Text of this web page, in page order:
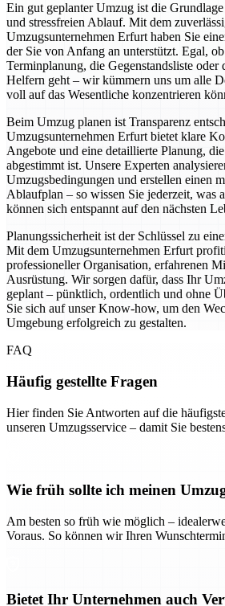
Ein gut geplanter Umzug ist die
und stressfreien Ablauf. Mit dem
Umzugsunternehmen Erfurt haben Sie
der Sie von Anfang an unterstützt. Egal,
Terminplanung, die Gegenstandsliste oder
Helfern geht – wir kümmern uns um alle
voll auf das Wesentliche konzentrieren
Beim Umzug planen ist Transparenz
Umzugsunternehmen Erfurt bietet klare
Angebote und eine detaillierte Planung,
abgestimmt ist. Unsere Experten
Umzugsbedingungen und erstellen einen
Ablaufplan – so wissen Sie jederzeit, was
können sich entspannt auf den nächsten
Planungssicherheit ist der Schlüssel zu
Mit dem Umzugsunternehmen Erfurt
professioneller Organisation, erfahrenen
Ausrüstung. Wir sorgen dafür, dass Ihr
geplant – pünktlich, ordentlich und ohne
Sie sich auf unser Know-how, um den
Umgebung erfolgreich zu gestalten.
FAQ
Häufig gestellte Fragen
Hier finden Sie Antworten auf die
unseren Umzugsservice – damit Sie
Wie früh sollte ich meinen
Am besten so früh wie möglich –
Voraus. So können wir Ihren
Bietet Ihr Unternehmen auch